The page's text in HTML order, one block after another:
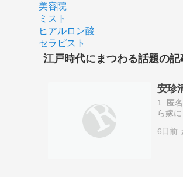
美容院
ミスト
ヒアルロン酸
セラピスト
江戸時代にまつわる話題の記
安珍
1. 匿
ら嫁
して
6日前